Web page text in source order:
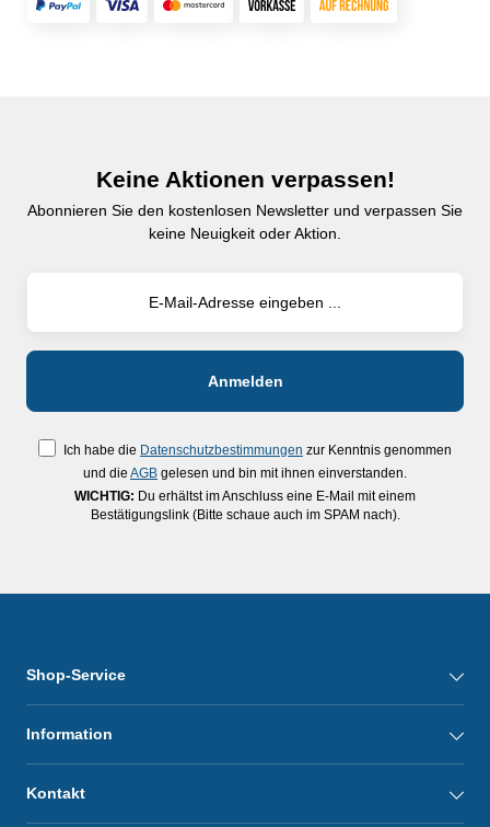
Keine Aktionen verpassen!
Abonnieren Sie den kostenlosen Newsletter und verpassen Sie
keine Neuigkeit oder Aktion.
Ich habe die Datenschutzbestimmungen zur Kenntnis genommen
und die AGB gelesen und bin mit ihnen einverstanden.
WICHTIG: Du erhältst im Anschluss eine E-Mail mit einem
Bestätigungslink (Bitte schaue auch im SPAM nach).
Shop-Service
Information
Kontakt